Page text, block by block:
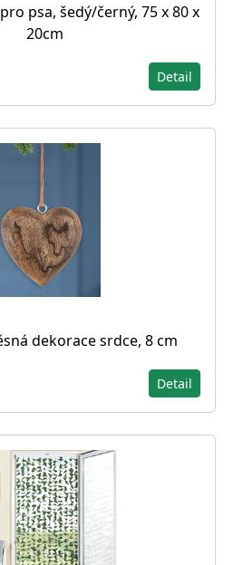
psa, šedý/černý, 75 x 80 x
20cm
Detail
dekorace srdce, 8 cm
Detail